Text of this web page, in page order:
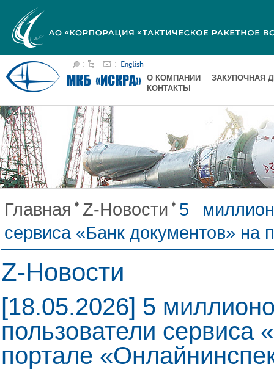
О КОМПАНИИ
ЗАКУПОЧНАЯ
КОНТАКТЫ
Главная Z-Новости
5
сервиса «Банк документов»
Z-Новости
[18.05.2026] 5
пользователи сервиса
портале